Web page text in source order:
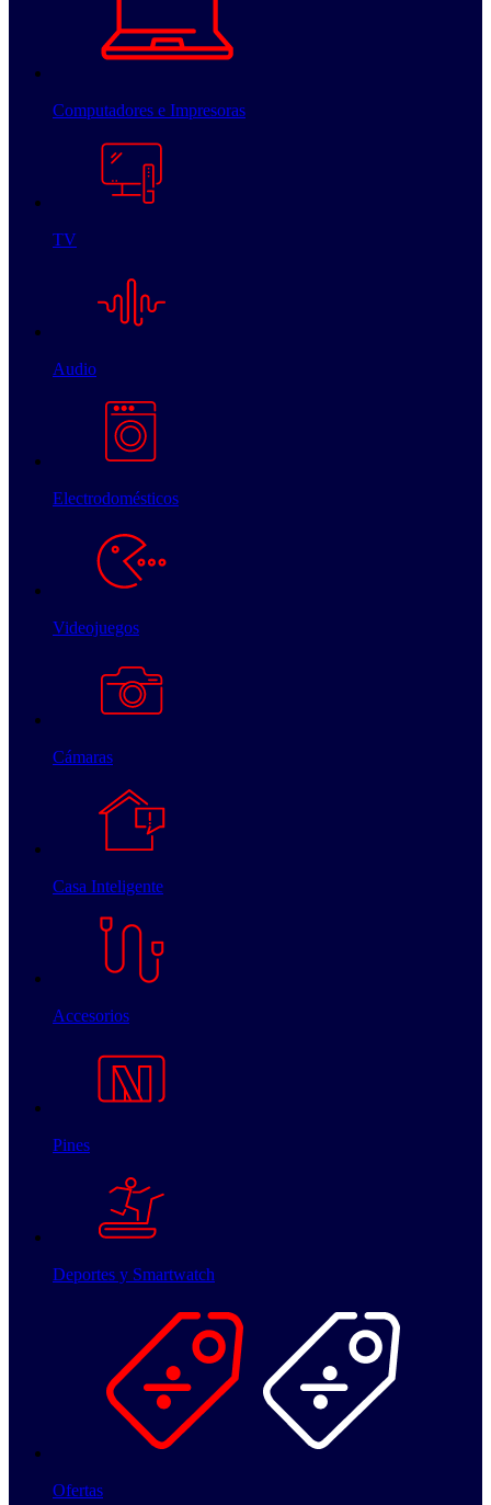
Computadores e Impresoras
TV
Audio
Electrodomésticos
Videojuegos
Cámaras
Casa Inteligente
Accesorios
Pines
Deportes y Smartwatch
Ofertas